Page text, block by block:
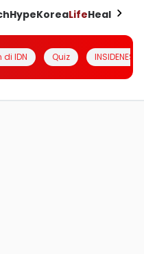
HypeKoreaLifeHealth
di IDN Quiz INSIDENESIA